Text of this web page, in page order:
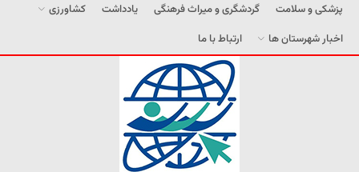
پزشکی و سلامت
گردشگری و میراث فرهنگی یادداشت
کشاورزی
اخبار شهرستان ها
ارتباط با ما